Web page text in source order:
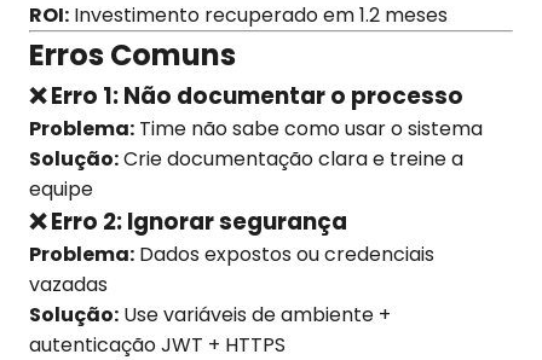
ROI: Investimento recuperado em 1.2 meses
Erros Comuns
❌ Erro 1: Não documentar o processo
Problema: Time não sabe como usar o sistema
Solução:Crie documentação clara e treine a
equipe
❌ Erro 2: Ignorar segurança
Problema: Dados expostos ou credenciais
vazadas
Solução: Use variáveis de ambiente +
autenticação JWT + HTTPS